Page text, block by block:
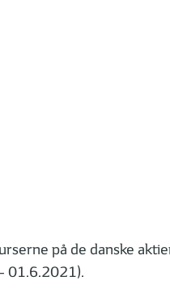
på de danske
01.6.2021).